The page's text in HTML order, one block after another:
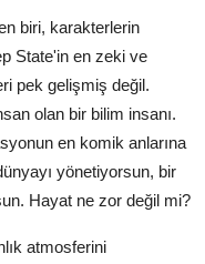
biri, karakterlerin
State'in en zeki ve
pek gelişmiş değil.
olan bir bilim insanı.
en komik anlarına
yönetiyorsun, bir
Hayat ne zor değil mi?
atmosferini